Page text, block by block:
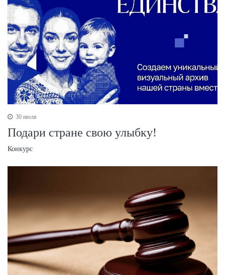
30 июля
Подари стране свою улыбку!
Конкурс